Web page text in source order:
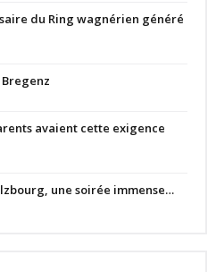
du Ring wagnérien généré
avaient cette exigence
une soirée immense…